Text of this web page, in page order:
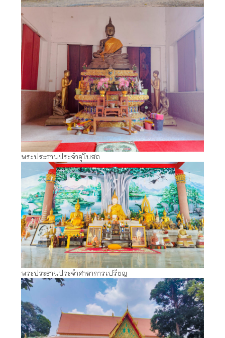
พระประธานประจำอุโบสถ
พระประธานประจำศาลาการเปรียญ